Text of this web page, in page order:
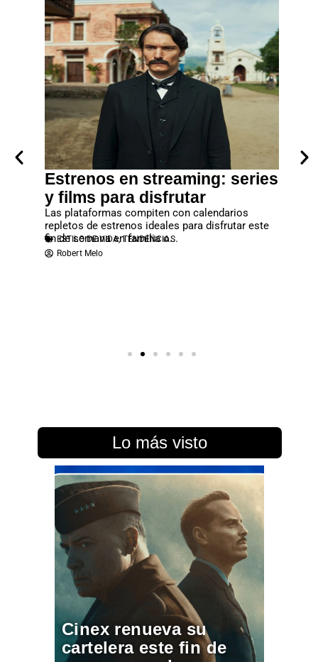
Estrenos en streaming: series
y films para disfrutar
Las plataformas compiten con calendarios
repletos de estrenos ideales para disfrutar este
fin de semana en familia o...
ESTILO DE VIDA,TENDENCIAS
Robert Melo
Lo más visto
Cinex renueva su
cartelera este fin de